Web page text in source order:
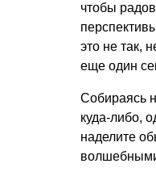
чтобы
это не так,
еще один
Собираясь
куда-либо,
наделите